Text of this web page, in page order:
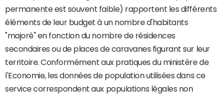
permanente est souvent faible) rapportent les différents
éléments de leur budget à un nombre d'habitants
"majoré" en fonction du nombre de résidences
secondaires ou de places de caravanes figurant sur leur
territoire. Conformément aux pratiques du ministère de
l'Economie, les données de population utilisées dans ce
service correspondent aux populations légales non